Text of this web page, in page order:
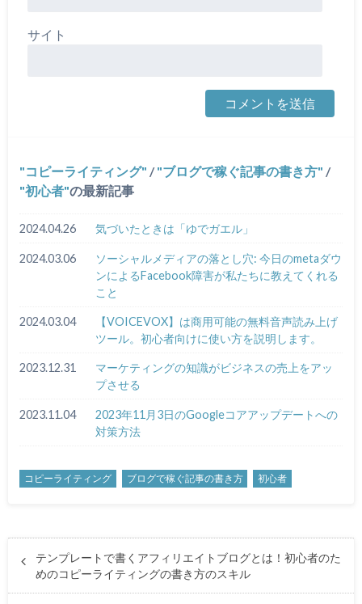
サイト
コピーライティング / ブログで稼ぐ記事の書き方 /
初心者 の最新記事
2024.04.26 気づいたときは「ゆでガエル」
2024.03.06
ソーシャルメディアの落とし穴: 今日のmetaダウ
ンによるFacebook障害が私たちに教えてくれる
こと
2024.03.04
【VOICEVOX】は商用可能の無料音声読み上げ
ツール。初心者向けに使い方を説明します。
2023.12.31
マーケティングの知識がビジネスの売上をアッ
プさせる
2023.11.04
2023年11月3日のGoogleコアアップデートへの
対策方法
コピーライティング ブログで稼ぐ記事の書き方 初心者
テンプレートで書くアフィリエイトブログとは！初心者のた
めのコピーライティングの書き方のスキル